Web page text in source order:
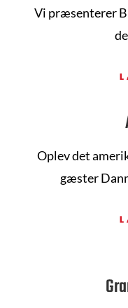
Vi præsenterer
Oplev det
gæster